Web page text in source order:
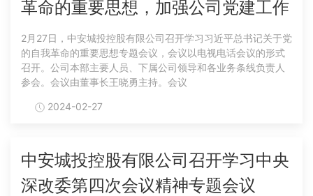
革命的重要思想，加强公司党建工作
2月27日，中安城投控股有限公司召开学习习近平总书记关于党
的自我革命的重要思想专题会议，会议以电视电话会议的形式
召开。公司本部主要人员、下属公司领导和各业务条线负责人
参会。会议由董事长王晓勇主持。会议
2024-02-27
中安城投控股有限公司召开学习中央
深改委第四次会议精神专题会议